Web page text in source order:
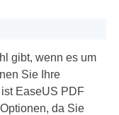
gibt, wenn es um
Sie Ihre
EaseUS PDF
da Sie